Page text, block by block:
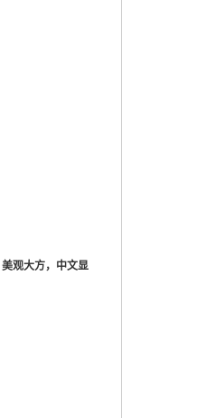
美观大方，中文显